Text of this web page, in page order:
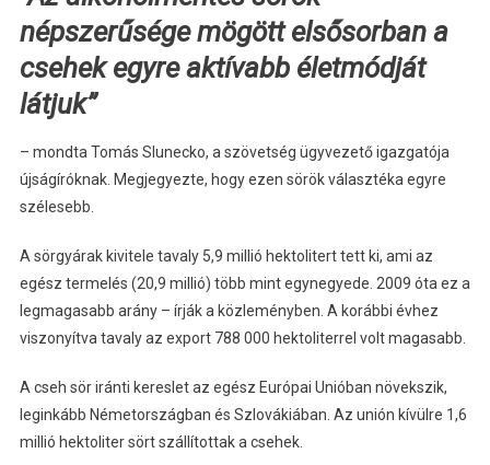
népszerűsége mögött elsősorban a
csehek egyre aktívabb életmódját
látjuk”
– mondta Tomás Slunecko, a szövetség ügyvezető igazgatója
újságíróknak. Megjegyezte, hogy ezen sörök választéka egyre
szélesebb.
A sörgyárak kivitele tavaly 5,9 millió hektolitert tett ki, ami az
egész termelés (20,9 millió) több mint egynegyede. 2009 óta ez a
legmagasabb arány – írják a közleményben. A korábbi évhez
viszonyítva tavaly az export 788 000 hektoliterrel volt magasabb.
A cseh sör iránti kereslet az egész Európai Unióban növekszik,
leginkább Németországban és Szlovákiában. Az unión kívülre 1,6
millió hektoliter sört szállítottak a csehek.